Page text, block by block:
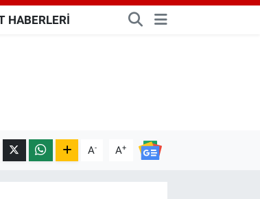
HABERLERİ
A- A+